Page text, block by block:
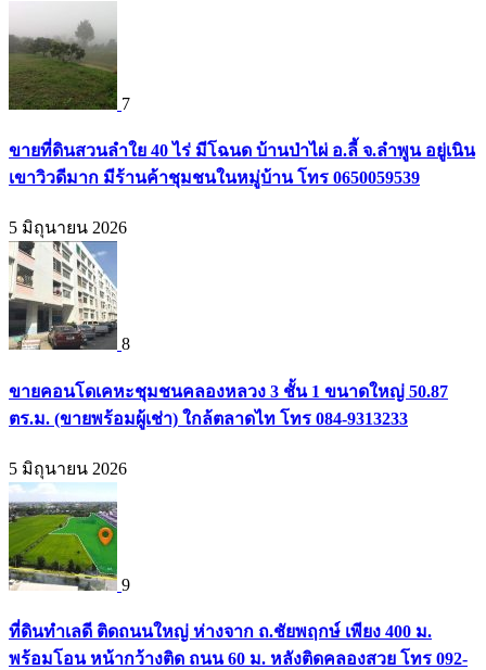
7
ขายที่ดินสวนลำใย 40 ไร่ มีโฉนด บ้านป่าไผ่ อ.ลี้ จ.ลำพูน อยู่เนิน
เขาวิวดีมาก มีร้านค้าชุมชนในหมู่บ้าน โทร 0650059539
5 มิถุนายน 2026
8
ขายคอนโดเคหะชุมชนคลองหลวง 3 ชั้น 1 ขนาดใหญ่ 50.87
ตร.ม. (ขายพร้อมผู้เช่า) ใกล้ตลาดไท โทร 084-9313233
5 มิถุนายน 2026
9
ที่ดินทำเลดี ติดถนนใหญ่ ห่างจาก ถ.ชัยพฤกษ์ เพียง 400 ม.
พร้อมโอน หน้ากว้างติด ถนน 60 ม. หลังติดคลองสวย โทร 092-